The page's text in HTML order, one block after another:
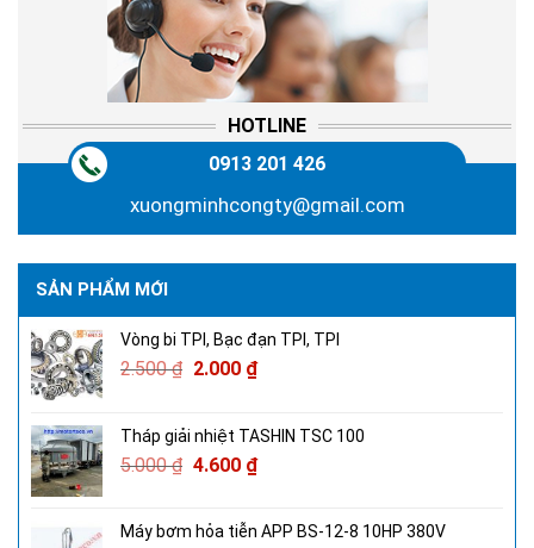
HOTLINE
0913 201 426
xuongminhcongty@gmail.com
SẢN PHẨM MỚI
Vòng bi TPI, Bạc đạn TPI, TPI
2.500₫ 2.000 ₫
Tháp giải nhiệt TASHIN TSC 100
5.000₫ 4.600 ₫
Máy bơm hỏa tiễn APP BS-12-8 10HP 380V